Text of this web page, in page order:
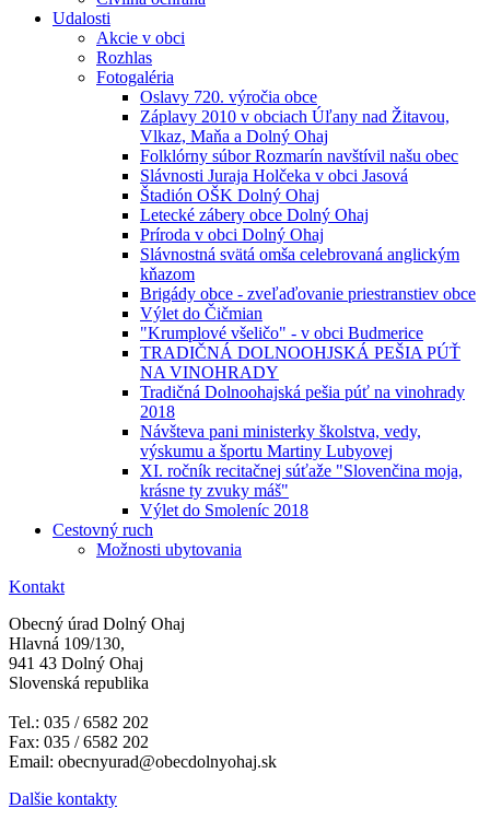
Udalosti
Akcie v obci
Rozhlas
Fotogaléria
Oslavy 720. výročia obce
Záplavy 2010 v obciach Úľany nad Žitavou,
Vlkaz, Maňa a Dolný Ohaj
Folklórny súbor Rozmarín navštívil našu obec
Slávnosti Juraja Holčeka v obci Jasová
Štadión OŠK Dolný Ohaj
Letecké zábery obce Dolný Ohaj
Príroda v obci Dolný Ohaj
Slávnostná svätá omša celebrovaná anglickým
kňazom
Brigády obce - zveľaďovanie priestranstiev obce
Výlet do Čičmian
"Krumplové všeličo" - v obci Budmerice
TRADIČNÁ DOLNOOHJSKÁ PEŠIA PÚŤ
NA VINOHRADY
Tradičná Dolnoohajská pešia púť na vinohrady
2018
Návšteva pani ministerky školstva, vedy,
výskumu a športu Martiny Lubyovej
XI. ročník recitačnej súťaže "Slovenčina moja,
krásne ty zvuky máš"
Výlet do Smoleníc 2018
Cestovný ruch
Možnosti ubytovania
Kontakt
Obecný úrad Dolný Ohaj
Hlavná 109/130,
941 43 Dolný Ohaj
Slovenská republika
Tel.: 035 / 6582 202
Fax: 035 / 6582 202
Email: obecnyurad@obecdolnyohaj.sk
Dalšie kontakty